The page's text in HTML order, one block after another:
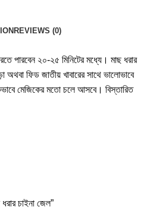
REVIEWS (0)
পারবেন ২০-২৫ মিনিটের মধ্যে। মাছ ধরার
ফিড জাতীয় খাবারের সাথে ভালোভাবে
মেজিকের মতো চলে আসবে। বিস্তারিত
চাইনা জেল”